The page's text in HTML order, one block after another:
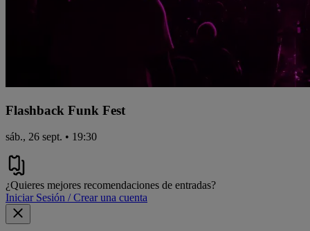
Flashback Funk Fest
sáb., 26 sept. • 19:30
¿Quieres mejores recomendaciones de entradas?
Iniciar Sesión / Crear una cuenta